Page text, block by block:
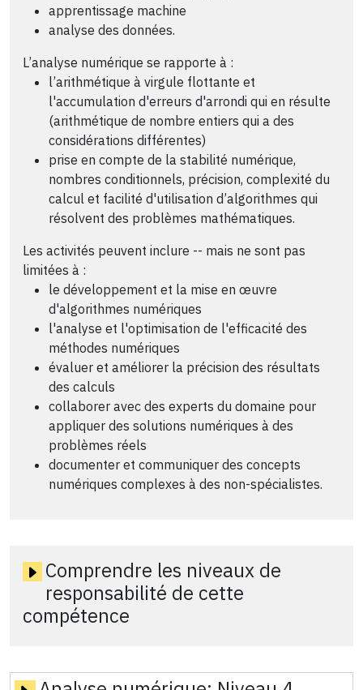
apprentissage machine
analyse des données.
L’analyse numérique se rapporte à :
l’arithmétique à virgule flottante et
l'accumulation d'erreurs d'arrondi qui en résulte
(arithmétique de nombre entiers qui a des
considérations différentes)
prise en compte de la stabilité numérique,
nombres conditionnels, précision, complexité du
calcul et facilité d'utilisation d’algorithmes qui
résolvent des problèmes mathématiques.
Les activités peuvent inclure -- mais ne sont pas
limitées à :
le développement et la mise en œuvre
d'algorithmes numériques
l'analyse et l'optimisation de l'efficacité des
méthodes numériques
évaluer et améliorer la précision des résultats
des calculs
collaborer avec des experts du domaine pour
appliquer des solutions numériques à des
problèmes réels
documenter et communiquer des concepts
numériques complexes à des non-spécialistes.
Comprendre les niveaux de
responsabilité de cette
compétence